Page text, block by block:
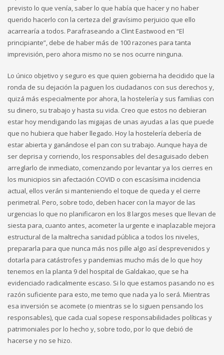
previsto lo que venía, saber lo que había que hacer y no haber
querido hacerlo con la certeza del gravísimo perjuicio que ello
acarrearía a todos. Parafraseando a Clint Eastwood en “El
principiante”, debe de haber más de 100 razones para tanta
imprevisión, pero ahora mismo no se nos ocurre ninguna.
Lo único objetivo y seguro es que quien gobierna ha decidido que la
ronda de su dejación la paguen los ciudadanos con sus derechos y,
quizá más especialmente por ahora, la hostelería y sus familias con
su dinero, su trabajo y hasta su vida. Creo que estos no debieran
estar hoy mendigando las migajas de unas ayudas a las que puede
que no hubiera que haber llegado. Hoy la hostelería debería de
estar abierta y ganándose el pan con su trabajo. Aunque haya de
ser deprisa y corriendo, los responsables del desaguisado deben
arreglarlo de inmediato, comenzando por levantar ya los cierres en
los municipios sin afectación COVID o con escasísima incidencia
actual, ellos verán si manteniendo el toque de queda y el cierre
perimetral. Pero, sobre todo, deben hacer con la mayor de las
urgencias lo que no planificaron en los 8 largos meses que llevan de
siesta para, cuanto antes, acometer la urgente e inaplazable mejora
estructural de la maltrecha sanidad pública a todos los niveles,
prepararla para que nunca más nos pille algo así desprevenidos y
dotarla para catástrofes y pandemias mucho más de lo que hoy
tenemos en la planta 9 del hospital de Galdakao, que se ha
evidenciado radicalmente escaso. Si lo que estamos pasando no es
razón suficiente para esto, me temo que nada ya lo será. Mientras
esa inversión se acomete (o mientras se lo siguen pensando los
responsables), que cada cual sopese responsabilidades políticas y
patrimoniales por lo hecho y, sobre todo, por lo que debió de
hacerse y no se hizo.